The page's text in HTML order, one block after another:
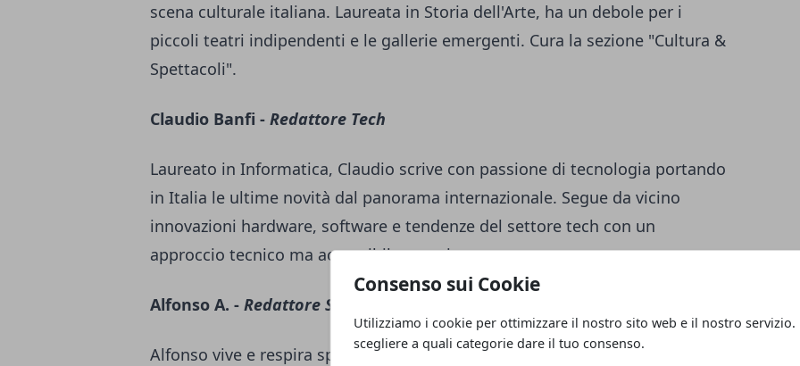
Consenso sui Cookie
Utilizziamo i cookie per ottimizzare il nostro sito web e il nostro servizio.
scegliere a quali categorie dare il tuo consenso.
scena culturale italiana. Laureata in Storia dell'Arte, ha un debole per i
piccoli teatri indipendenti e le gallerie emergenti. Cura la sezione "Cultura &
Spettacoli".
Claudio Banfi - Redattore Tech
Laureato in Informatica, Claudio scrive con passione di tecnologia portando
in Italia le ultime novità dal panorama internazionale. Segue da vicino
innovazioni hardware, software e tendenze del settore tech con un
approccio tecnico ma accessibile a tutti.
Alfonso A. - Redattore Sport e Tempo Libero
Alfonso vive e respira sport da sempre. Segue le squadre locali, gli eventi